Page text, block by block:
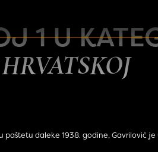
1 U
daleke 1938. godine, Gavrilović